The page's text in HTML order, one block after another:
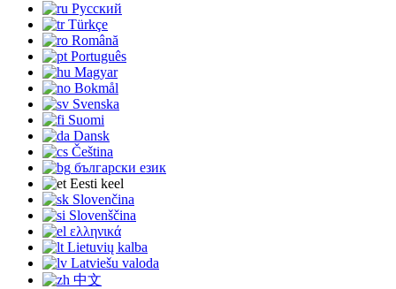
Русский
Türkçe
Română
Português
Magyar
Bokmål
Svenska
Suomi
Dansk
Čeština
български език
Eesti keel
Slovenčina
Slovenščina
ελληνικά
Lietuvių kalba
Latviešu valoda
中文